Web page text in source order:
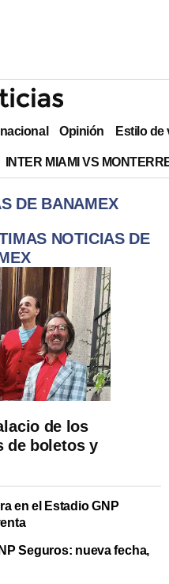
Opinión Estilo de
INTER MIAMI VS
DE BANAMEX
NOTICIAS DE
de los
de boletos y
en el Estadio GNP
Seguros: nueva fecha,